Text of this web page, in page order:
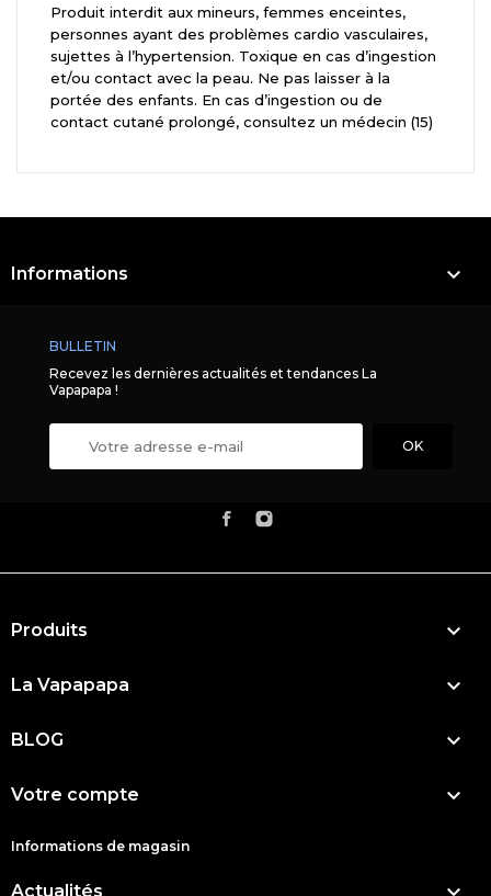
Produit interdit aux mineurs, femmes enceintes,
personnes ayant des problèmes cardio vasculaires,
sujettes à l’hypertension. Toxique en cas d’ingestion
et/ou contact avec la peau. Ne pas laisser à la
portée des enfants. En cas d’ingestion ou de
contact cutané prolongé, consultez un médecin (15)
Informations 
BULLETIN
Recevez les dernières actualités et tendances La
Vapapapa !
Produits 
La Vapapapa 
BLOG 
Votre compte 
Informations de magasin
Actualités